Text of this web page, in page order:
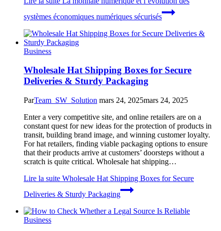
systèmes économiques numériques sécurisés
Business
Wholesale Hat Shipping Boxes for Secure
Deliveries & Sturdy Packaging
ParTeam_SW_Solution mars 24, 2025mars 24, 2025
Enter a very competitive site, and online retailers are on a
constant quest for new ideas for the protection of products in
transit, building brand image, and winning customer loyalty.
For hat retailers, finding viable packaging options to ensure
that their products arrive at customers’ doorsteps without a
scratch is quite critical. Wholesale hat shipping…
Lire la suite Wholesale Hat Shipping Boxes for Secure
Deliveries & Sturdy Packaging
Business